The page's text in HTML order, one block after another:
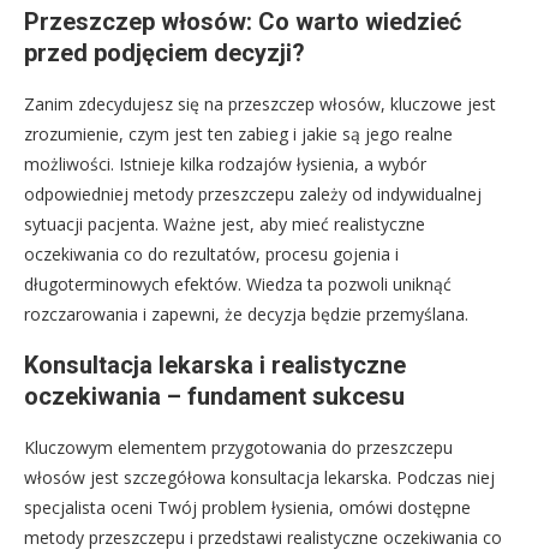
Przeszczep włosów: Co warto wiedzieć
przed podjęciem decyzji?
Zanim zdecydujesz się na przeszczep włosów, kluczowe jest
zrozumienie, czym jest ten zabieg i jakie są jego realne
możliwości. Istnieje kilka rodzajów łysienia, a wybór
odpowiedniej metody przeszczepu zależy od indywidualnej
sytuacji pacjenta. Ważne jest, aby mieć realistyczne
oczekiwania co do rezultatów, procesu gojenia i
długoterminowych efektów. Wiedza ta pozwoli uniknąć
rozczarowania i zapewni, że decyzja będzie przemyślana.
Konsultacja lekarska i realistyczne
oczekiwania – fundament sukcesu
Kluczowym elementem przygotowania do przeszczepu
włosów jest szczegółowa konsultacja lekarska. Podczas niej
specjalista oceni Twój problem łysienia, omówi dostępne
metody przeszczepu i przedstawi realistyczne oczekiwania co